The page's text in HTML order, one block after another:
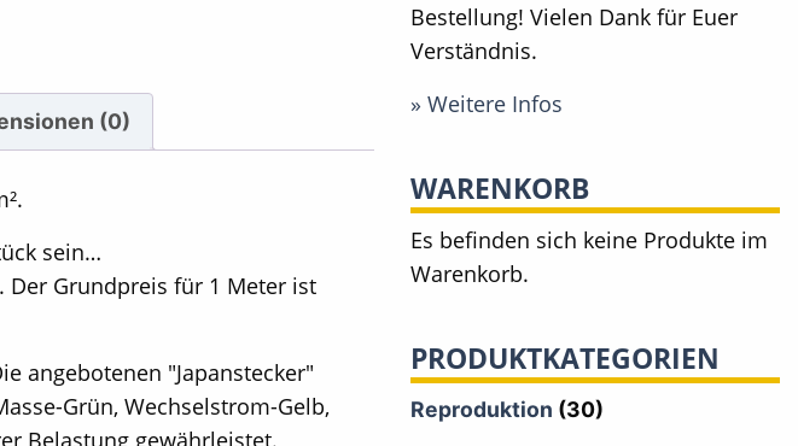
(0)
sein…
Der Grundpreis für 1 Meter ist
angebotenen "Japanstecker"
Grün, Wechselstrom-Gelb,
Belastung gewährleistet.
Bestellung! Vielen Dank für Euer
Verständnis.
» Weitere Infos
WARENKORB
Es befinden sich keine Produkte im
Warenkorb.
PRODUKTKATEGORIEN
Reproduktion (30)